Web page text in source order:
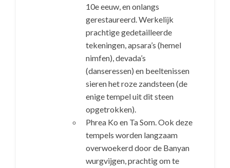
10e eeuw, en onlangs
gerestaureerd. Werkelijk
prachtige gedetailleerde
tekeningen, apsara’s (hemel
nimfen), devada’s
(danseressen) en beeltenissen
sieren het roze zandsteen (de
enige tempel uit dit steen
opgetrokken).
Phrea Ko en Ta Som. Ook deze
tempels worden langzaam
overwoekerd door de Banyan
wurgvijgen, prachtig om te